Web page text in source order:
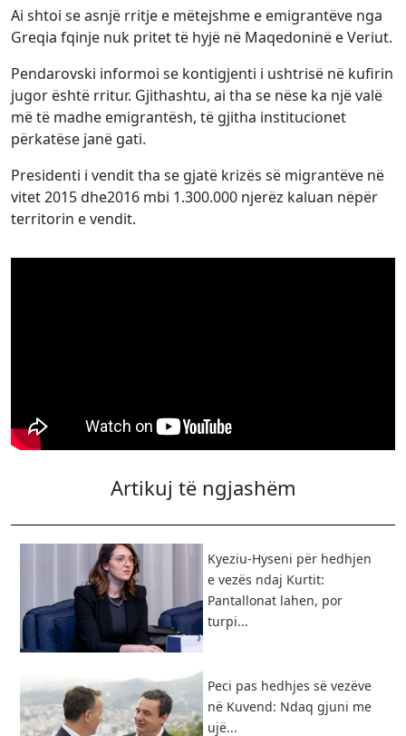
Ai shtoi se asnjë rritje e mëtejshme e emigrantëve nga
Greqia fqinje nuk pritet të hyjë në Maqedoninë e Veriut.
Pendarovski informoi se kontigjenti i ushtrisë në kufirin
jugor është rritur. Gjithashtu, ai tha se nëse ka një valë
më të madhe emigrantësh, të gjitha institucionet
përkatëse janë gati.
Presidenti i vendit tha se gjatë krizës së migrantëve në
vitet 2015 dhe2016 mbi 1.300.000 njerëz kaluan nëpër
territorin e vendit.
Artikuj të ngjashëm
Kyeziu-Hyseni për hedhjen
e vezës ndaj Kurtit:
Pantallonat lahen, por
turpi...
Peci pas hedhjes së vezëve
në Kuvend: Ndaq gjuni me
ujë...